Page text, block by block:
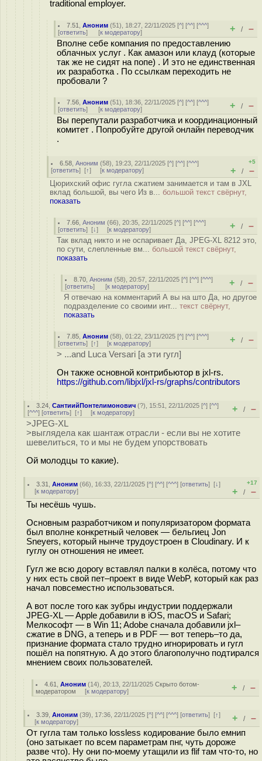
traditional employer.
7.51 ,Аноним (51), 18:27, 22/11/2025 [^] [^^] [^^^]
[ответить] [к модератору] + / –
Вполне себе компания по предоставлению
облачных услуг . Как амазон или клауд (которые
так же не сидят на попе) . И это не единственная
их разработка . По ссылкам переходить не
пробовали ?
7.56 ,Аноним (51), 18:36, 22/11/2025 [^] [^^] [^^^]
[ответить] [к модератору] + / –
Вы перепутали разработчика и координационный
комитет . Попробуйте другой онлайн переводчик
.
6.58 ,Аноним (58), 19:23, 22/11/2025 [^] [^^] [^^^]
[ответить] [↑] [к модератору]
+5
+ / –
Цюрихский офис гугла сжатием занимается и там в JXL
вклад большой, вы чего Из в... большой текст свёрнут,
показать
7.66 ,Аноним (66), 20:35, 22/11/2025 [^] [^^] [^^^]
[ответить] [↓] [к модератору] + / –
Так вклад никто и не оспаривает Да, JPEG-XL 8212 это,
по сути, слепленные вм... большой текст свёрнут,
показать
8.70 ,Аноним (58), 20:57, 22/11/2025 [^] [^^] [^^^]
[ответить] [к модератору] + / –
Я отвечаю на комментарий А вы на што Да, но другое
подразделение со своими инт... текст свёрнут,
показать
7.85 ,Аноним (58), 01:22, 23/11/2025 [^] [^^] [^^^]
[ответить] [↑] [к модератору] + / –
> ...and Luca Versari [а эти гугл]
Он также основной контрибьютор в jxl-rs.
https://github.com/libjxl/jxl-rs/graphs/contributors
3.24 ,СантиийПонтелимонович (?), 15:51, 22/11/2025 [^] [^^]
[^^^] [ответить] [↑] [к модератору] + / –
>JPEG-XL
>выглядела как шантаж отрасли - если вы не хотите
шевелиться, то и мы не будем упорствовать
Ой молодцы то какие).
3.31 ,Аноним (66), 16:33, 22/11/2025 [^] [^^] [^^^] [ответить][↓]
[к модератору]
+17
+ / –
Ты несёшь чушь.
Основным разработчиком и популяризатором формата
был вполне конкретный человек — бельгиец Jon
Sneyers, который нынче трудоустроен в Cloudinary. И к
гуглу он отношения не имеет.
Гугл же всю дорогу вставлял палки в колёса, потому что
у них есть свой пет–проект в виде WebP, который как раз
начал повсеместно использоваться.
А вот после того как зубры индустрии поддержали
JPEG-XL — Apple добавили в iOS, macOS и Safari;
Мелкософт — в Win 11; Adobe сначала добавили jxl–
сжатие в DNG, а теперь и в PDF — вот теперь–то да,
признание формата стало трудно игнорировать и гугл
пошёл на попятную. А до этого благополучно подтирался
мнением своих пользователей.
4.61 ,Аноним (14), 20:13, 22/11/2025Скрыто ботом-
модератором [к модератору] + / –
3.39 ,Аноним (39), 17:36, 22/11/2025 [^] [^^] [^^^] [ответить][↑]
[к модератору] + / –
От гугла там только lossless кодирование было емнип
(оно затыкает по всем параметрам пнг, чуть дороже
разве что). Ну они по-моему утащили из flif там что-то, но